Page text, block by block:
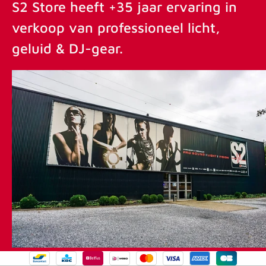
S2 Store heeft +35 jaar ervaring in
verkoop van professioneel licht,
geluid & DJ-gear.